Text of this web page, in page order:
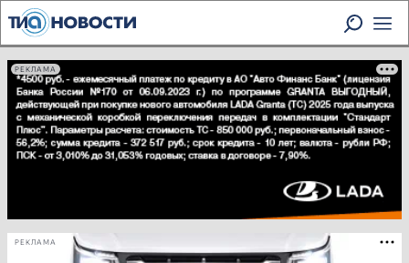
РЕКЛАМА
РЕКЛАМА